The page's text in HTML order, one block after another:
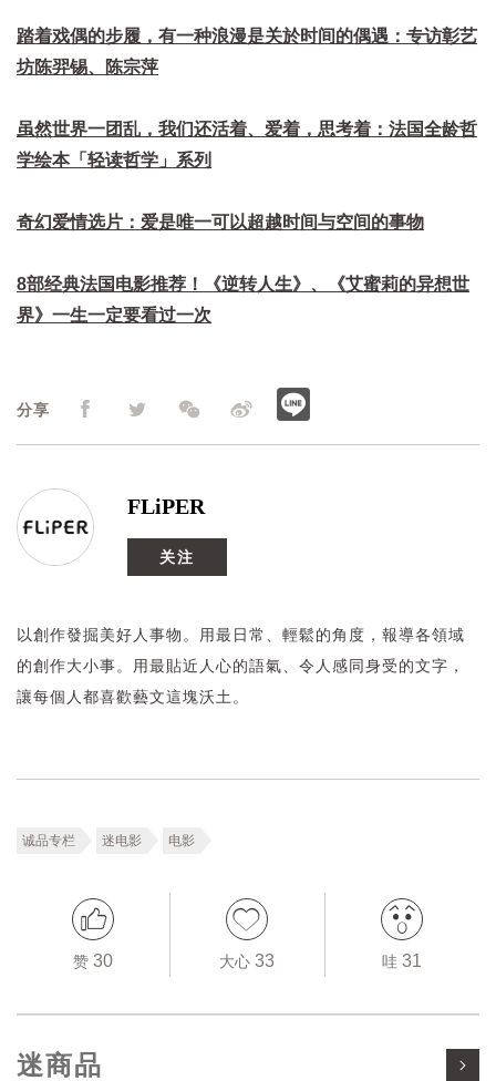
踏着戏偶的步履，有一种浪漫是关於时间的偶遇：专访彰艺
坊陈羿锡、陈宗萍
虽然世界一团乱，我们还活着、爱着，思考着：法国全龄哲
学绘本「轻读哲学」系列
奇幻爱情选片：爱是唯一可以超越时间与空间的事物
8部经典法国电影推荐！《逆转人生》、《艾蜜莉的异想世
界》一生一定要看过一次
分享
FLiPER
关注
以創作發掘美好人事物。用最日常、輕鬆的角度，報導各領域
的創作大小事。用最貼近人心的語氣、令人感同身受的文字，
讓每個人都喜歡藝文這塊沃土。
诚品专栏 迷电影 电影
赞30 大心33 哇31
迷商品